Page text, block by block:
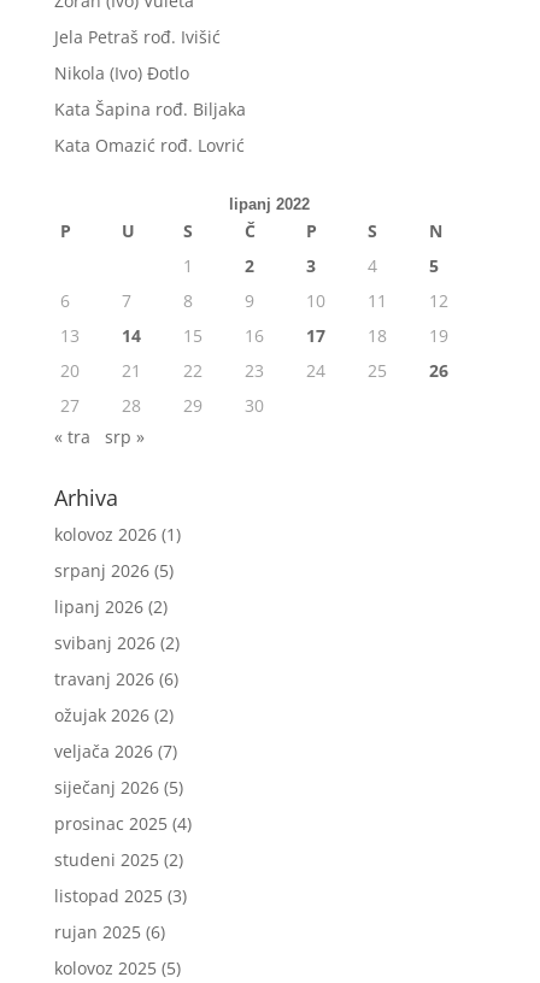
Jela Petraš rođ. Ivišić
Nikola (Ivo) Đotlo
Kata Šapina rođ. Biljaka
Kata Omazić rođ. Lovrić
lipanj 2022
P U S Č P S
N
1
2 3 4
5
6
7 8 9 10 11
12
13
14 15 16 17 18
19
20
21 22 23 24 25
26
27
28 29
30
« tra
srp »
Arhiva
kolovoz 2026(1)
srpanj 2026(5)
lipanj 2026(2)
svibanj 2026(2)
travanj 2026(6)
ožujak 2026(2)
veljača 2026(7)
siječanj 2026(5)
prosinac 2025(4)
studeni 2025(2)
listopad 2025(3)
rujan 2025(6)
kolovoz 2025(5)